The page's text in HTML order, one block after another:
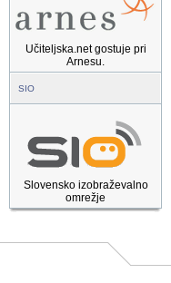
Učiteljska.net gostuje pri
Arnesu.
SIO
Slovensko izobraževalno
omrežje